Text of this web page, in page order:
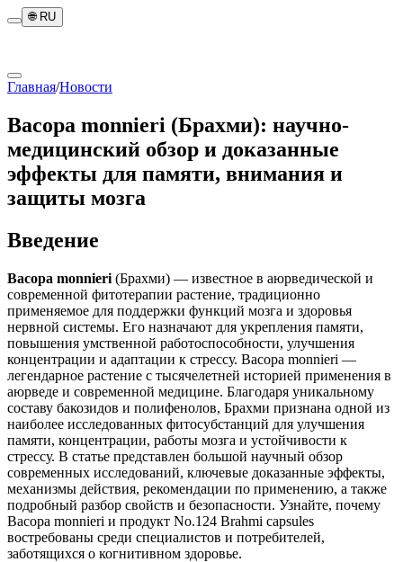
🌐RU
Главная/Новости
Bacopa monnieri (Брахми): научно-
медицинский обзор и доказанные
эффекты для памяти, внимания и
защиты мозга
Введение
Bacopa monnieri (Брахми) — известное в аюрведической и
современной фитотерапии растение, традиционно
применяемое для поддержки функций мозга и здоровья
нервной системы. Его назначают для укрепления памяти,
повышения умственной работоспособности, улучшения
концентрации и адаптации к стрессу. Bacopa monnieri —
легендарное растение с тысячелетней историей применения в
аюрведе и современной медицине. Благодаря уникальному
составу бакозидов и полифенолов, Брахми признана одной из
наиболее исследованных фитосубстанций для улучшения
памяти, концентрации, работы мозга и устойчивости к
стрессу. В статье представлен большой научный обзор
современных исследований, ключевые доказанные эффекты,
механизмы действия, рекомендации по применению, а также
подробный разбор свойств и безопасности. Узнайте, почему
Bacopa monnieri и продукт No.124 Brahmi capsules
востребованы среди специалистов и потребителей,
заботящихся о когнитивном здоровье.